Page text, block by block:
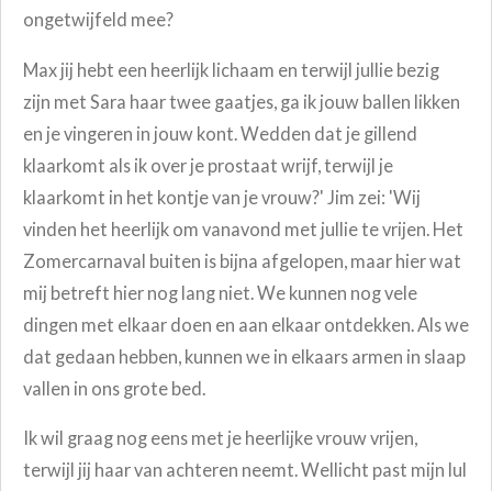
ongetwijfeld mee?
Max jij hebt een heerlijk lichaam en terwijl jullie bezig
zijn met Sara haar twee gaatjes, ga ik jouw ballen likken
en je vingeren in jouw kont. Wedden dat je gillend
klaarkomt als ik over je prostaat wrijf, terwijl je
klaarkomt in het kontje van je vrouw?' Jim zei: 'Wij
vinden het heerlijk om vanavond met jullie te vrijen. Het
Zomercarnaval buiten is bijna afgelopen, maar hier wat
mij betreft hier nog lang niet. We kunnen nog vele
dingen met elkaar doen en aan elkaar ontdekken. Als we
dat gedaan hebben, kunnen we in elkaars armen in slaap
vallen in ons grote bed.
Ik wil graag nog eens met je heerlijke vrouw vrijen,
terwijl jij haar van achteren neemt. Wellicht past mijn lul